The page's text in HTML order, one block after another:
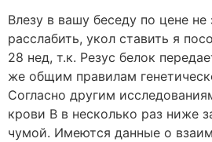
Влезу в вашу беседу по цене не
расслабить, укол ставить я
28 нед, т.к. Резус белок
же общим правилам
Согласно другим
крови В в несколько раз ниже
чумой. Имеются данные о